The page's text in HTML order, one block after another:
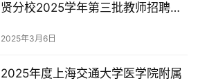
贤分校2025学年第三批教师招聘公
2025年3月6日
2025年度上海交通大学医学院附属